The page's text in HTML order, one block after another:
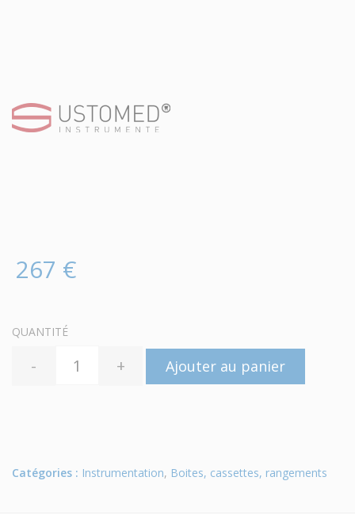
267 €
QUANTITÉ
- + Ajouter au panier
Catégories : Instrumentation, Boites, cassettes, rangements